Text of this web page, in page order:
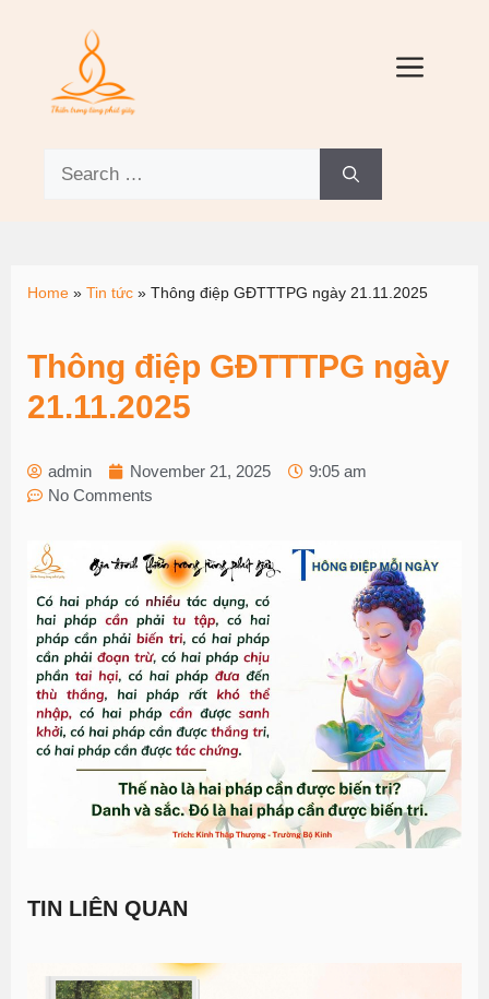
Home » Tin tức » Thông điệp GĐTTTPG ngày 21.11.2025
Thông điệp GĐTTTPG ngày
21.11.2025
admin November 21, 2025
9:05 am
No Comments
TIN LIÊN QUAN